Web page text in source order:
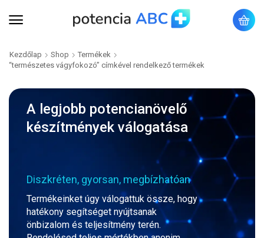
Kezdőlap Shop
Termékek
“természetes vágyfokozó” címkével rendelkező termékek
A legjobb potencianövelő
készítmények válogatása
Diszkréten, gyorsan, megbízhatóan
Termékeinket úgy válogattuk össze, hogy
hatékony segítséget nyújtsanak
önbizalom és teljesítmény terén.